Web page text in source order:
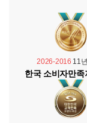
2026-2016 11
한국 소비자만족